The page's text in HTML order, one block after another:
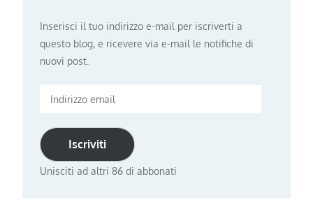
Inserisci il tuo indirizzo e-mail per iscriverti a
questo blog, e ricevere via e-mail le notifiche di
nuovi post.
Indirizzo
Iscriviti
Unisciti ad altri 86 di abbonati